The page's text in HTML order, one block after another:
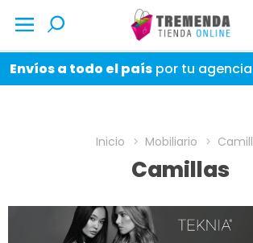
Envíos a todo el país por tu
Inicio Mobiliario
Camillas